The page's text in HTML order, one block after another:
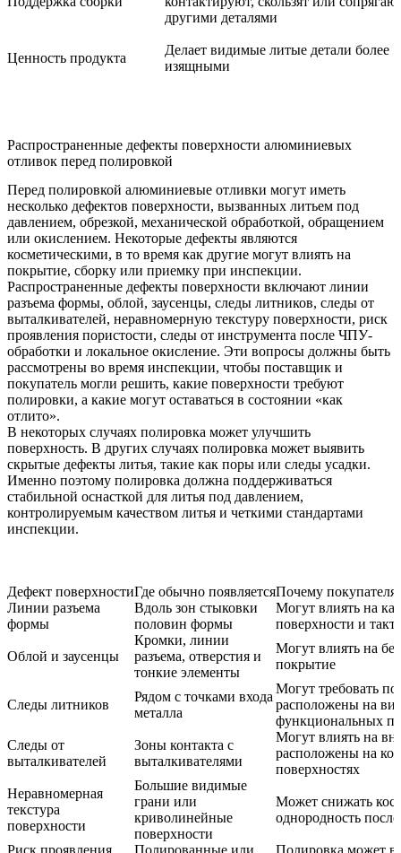
другими деталями
Ценность продукта
Делает видимые литые детали более
изящными
Распространенные дефекты поверхности алюминиевых
отливок перед полировкой
Перед полировкой алюминиевые отливки могут иметь
несколько дефектов поверхности, вызванных литьем под
давлением, обрезкой, механической обработкой, обращением
или окислением. Некоторые дефекты являются
косметическими, в то время как другие могут влиять на
покрытие, сборку или приемку при инспекции.
Распространенные дефекты поверхности включают линии
разъема формы, облой, заусенцы, следы литников, следы от
выталкивателей, неравномерную текстуру поверхности, риск
проявления пористости, следы от инструмента после ЧПУ-
обработки и локальное окисление. Эти вопросы должны быть
рассмотрены во время инспекции, чтобы поставщик и
покупатель могли решить, какие поверхности требуют
полировки, а какие могут оставаться в состоянии «как
отлито».
В некоторых случаях полировка может улучшить
поверхность. В других случаях полировка может выявить
скрытые дефекты литья, такие как поры или следы усадки.
Именно поэтому полировка должна поддерживаться
стабильной оснасткой для литья под давлением,
контролируемым качеством литья и четкими стандартами
инспекции.
Дефект поверхностиГде обычно появляетсяПочему
Линии разъема
формы
Вдоль зон стыковки
половин формы
Могут влиять на
поверхности и
Облой и заусенцы
Кромки, линии
разъема, отверстия и
тонкие элементы
Могут влиять на
покрытие
Следы литников
Рядом с точками входа
металла
Могут требовать
расположены на
функциональных
Следы от
выталкивателей
Зоны контакта с
выталкивателями
Могут влиять на
расположены на
поверхностях
Неравномерная
текстура
поверхности
Большие видимые
грани или
криволинейные
поверхности
Может снижать
однородность